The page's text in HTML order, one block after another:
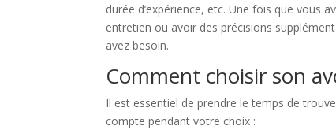
durée d’expérience, etc. Une fois que vous
entretien ou avoir des précisions
avez besoin.
Comment choisir son
Il est essentiel de prendre le temps de
compte pendant votre choix :